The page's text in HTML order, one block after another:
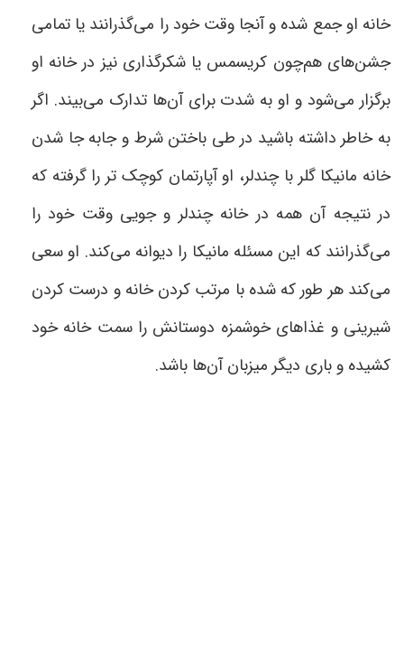
خانه او جمع شده و آنجا وقت خود را می‌گذرانند یا تمامی‌
جشن‌های هم‌چون کریسمس یا شکرگذاری نیز در خانه او
برگزار می‌شود و او به شدت برای آن‌ها تدارک می‌بیند. اگر
به خاطر داشته باشید در طی باختن شرط و جابه جا شدن
خانه مانیکا گلر با چندلر، او آپارتمان کوچک تر را گرفته که
در نتیجه آن همه در خانه چندلر و جویی وقت خود را
می‌گذرانند که این مسئله مانیکا را دیوانه می‌کند. او سعی
می‌کند هر طور که شده با مرتب کردن خانه و درست کردن
شیرینی و غذاهای خوشمزه دوستانش را سمت خانه خود
کشیده و باری دیگر میزبان آن‌ها باشد.